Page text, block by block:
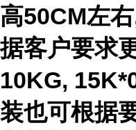
高50CM左
据客户要求
10KG,
装也可根据